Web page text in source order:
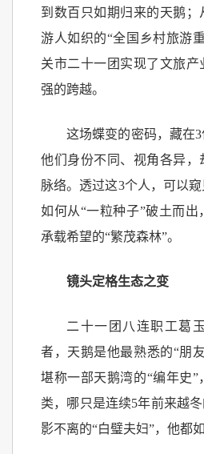
到数百只如期归来的天鹅；
游人如织的“全国乡村旅游
关市二十一团实现了文旅产
强的跨越。
这场蝶变的密码，藏在3
他们身份不同、视角各异，
脉络。透过这3个人，可以
如何从“一粒种子”破土而出
承载希望的“繁茂森林”。
镜头定格生态之变
二十一团八连职工葛
者，天鹅是他最熟悉的“朋
堪称一部天鹅湾的“编年史”
类，哪只是连续5年前来越
影不离的“白璧夫妇”，他都